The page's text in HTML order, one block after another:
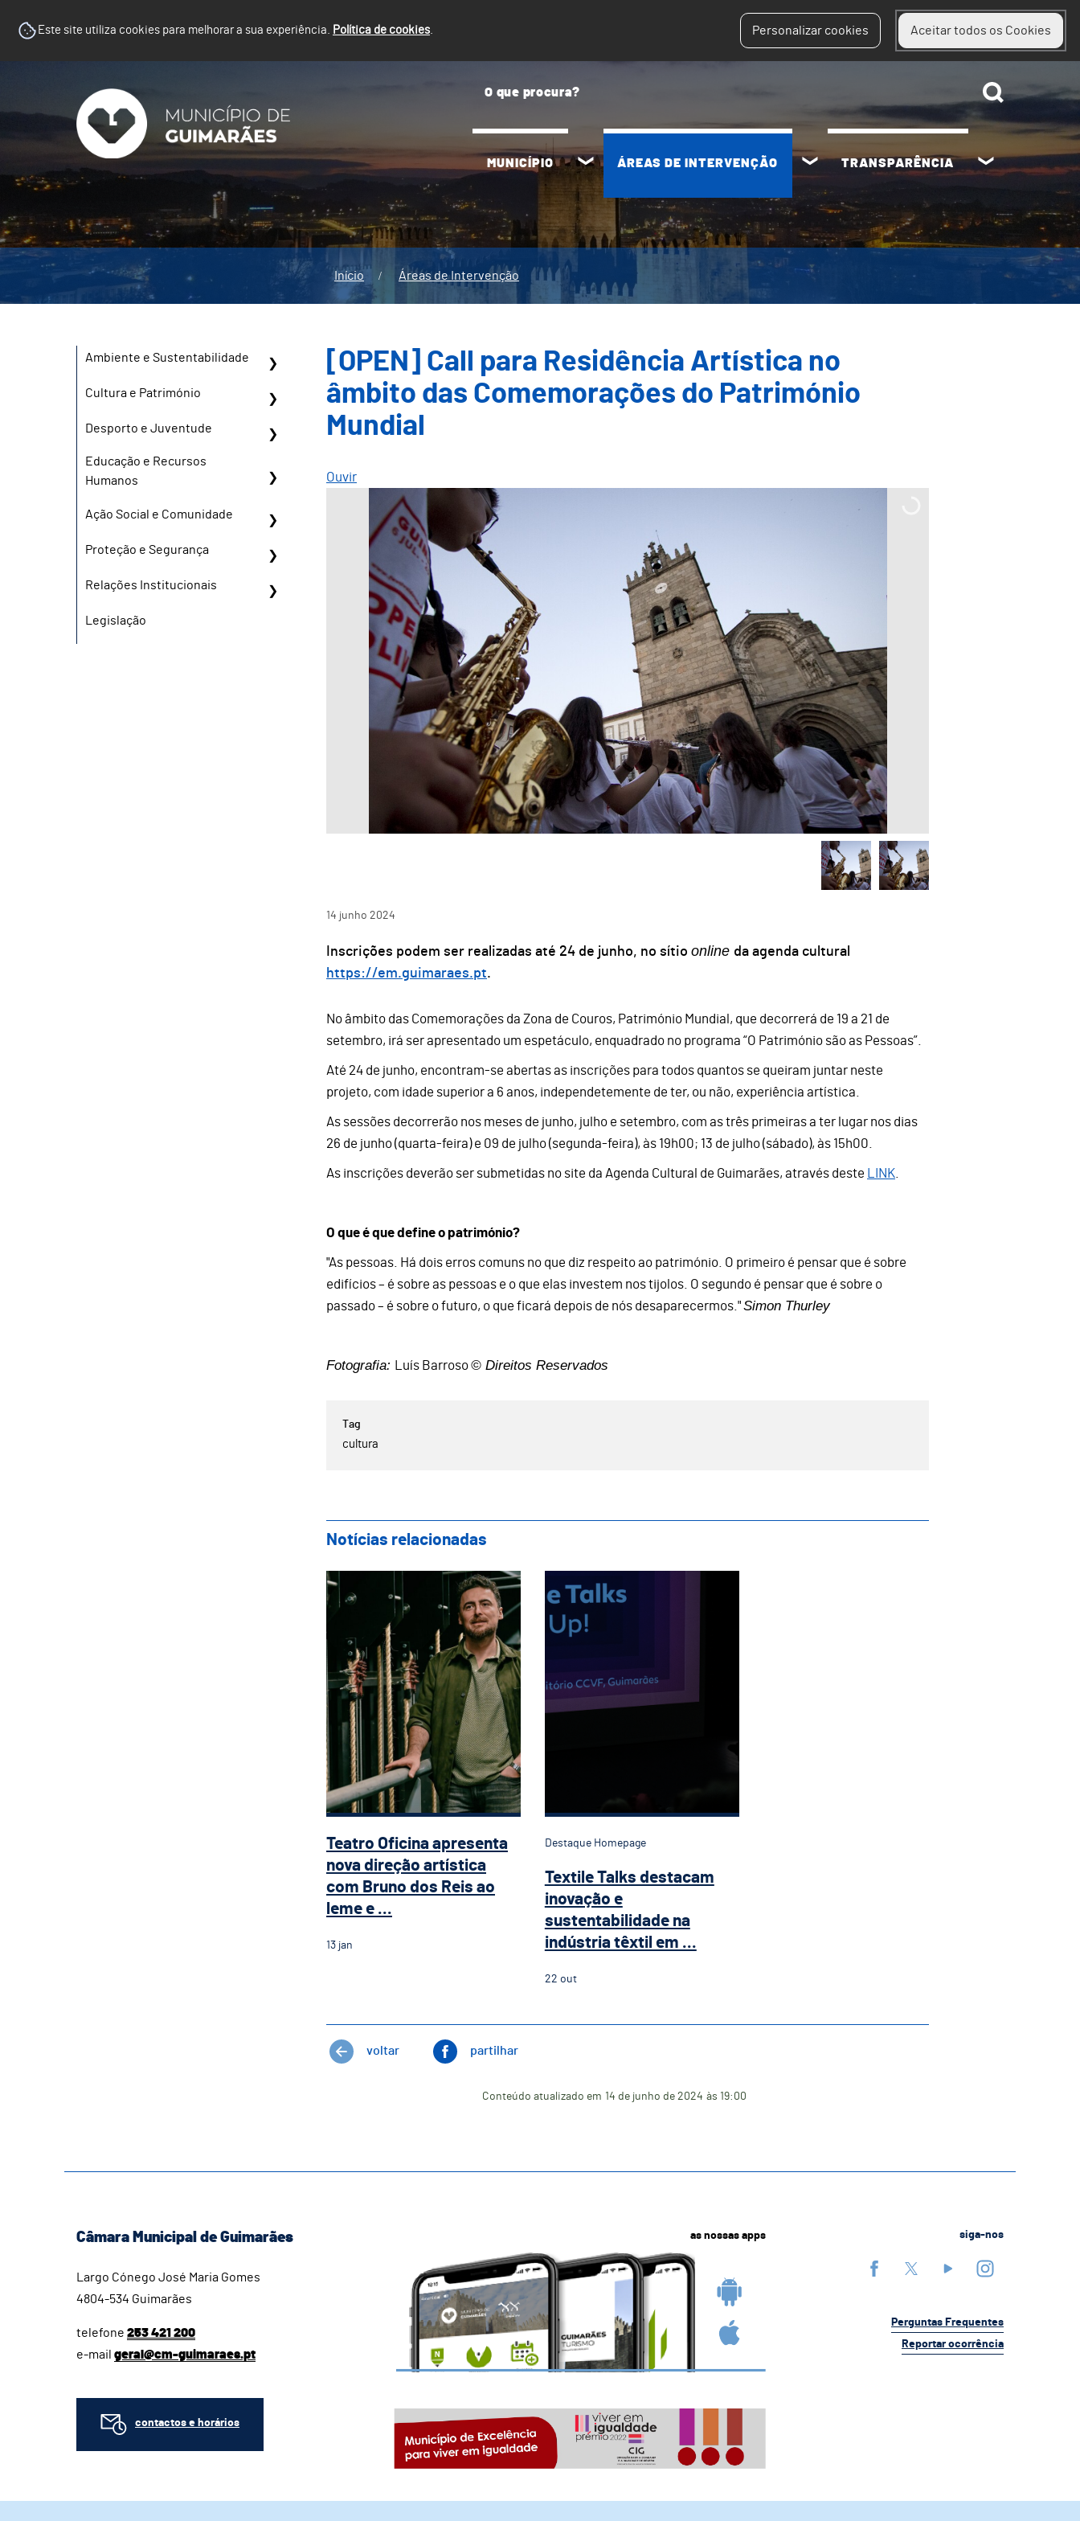
Este site utiliza cookies para melhorar a sua experiência. Política de cookies. Personalizar cookies Aceitar todos os Cookies
MUNICÍPIO ÁREAS DE INTERVENÇÃO TRANSPARÊNCIA
Início Áreas de Intervenção
Ambiente e Sustentabilidade
Cultura e Património
Desporto e Juventude
Educação e Recursos
Humanos
Ação Social e Comunidade
Proteção e Segurança
Relações Institucionais
Legislação
[OPEN] Call para Residência Artística no
âmbito das Comemorações do Património
Mundial
Ouvir
14 junho 2024
Inscrições podem ser realizadas até 24 de junho, no sítio online da agenda cultural
https://em.guimaraes.pt.
No âmbito das Comemorações da Zona de Couros, Património Mundial, que decorrerá de 19 a 21 de
setembro, irá ser apresentado um espetáculo, enquadrado no programa “O Património são as Pessoas”.
Até 24 de junho, encontram-se abertas as inscrições para todos quantos se queiram juntar neste
projeto, com idade superior a 6 anos, independetemente de ter, ou não, experiência artística.
As sessões decorrerão nos meses de junho, julho e setembro, com as três primeiras a ter lugar nos dias
26 de junho (quarta-feira) e 09 de julho (segunda-feira), às 19h00; 13 de julho (sábado), às 15h00.
As inscrições deverão ser submetidas no site da Agenda Cultural de Guimarães, através deste LINK
O que é que define o património?
"As pessoas. Há dois erros comuns no que diz respeito ao património. O primeiro é pensar que é sobre
edifícios – é sobre as pessoas e o que elas investem nos tijolos. O segundo é pensar que é sobre o
passado – é sobre o futuro, o que ficará depois de nós desaparecermos."Simon Thurley
Fotografia: Luís Barroso© Direitos Reservados
cultura
Notícias relacionadas
Teatro Oficina apresenta nova direção artística com Bruno dos Reis ao leme e convida
Teatro Oficina apresenta
nova direção artística
com Bruno dos Reis ao
leme e ...
13 jan
Textile Talks destacam inovação e sustentabilidade na
Destaque Homepage
Textile Talks destacam
inovação e
sustentabilidade na
indústria têxtil em ...
22 out
voltar partilhar
Conteúdo atualizado em 14 de junho de 2024 às 19:00
Câmara Municipal de Guimarães
Largo Cónego José Maria Gomes
4804-534 Guimarães
telefone 253 421 200
e-mail geral@cm-guimaraes.pt
contactos e horários
as nossas apps siga-nos
Perguntas Frequentes
Reportar ocorrência